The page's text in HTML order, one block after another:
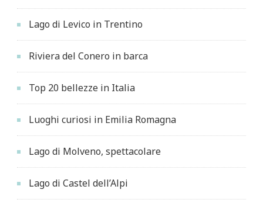
Lago di Levico in Trentino
Riviera del Conero in barca
Top 20 bellezze in Italia
Luoghi curiosi in Emilia Romagna
Lago di Molveno, spettacolare
Lago di Castel dell’Alpi